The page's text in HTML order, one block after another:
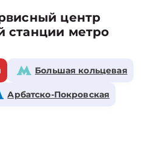
центр
станции метро
Большая кольцевая
Арбатско-Покровская